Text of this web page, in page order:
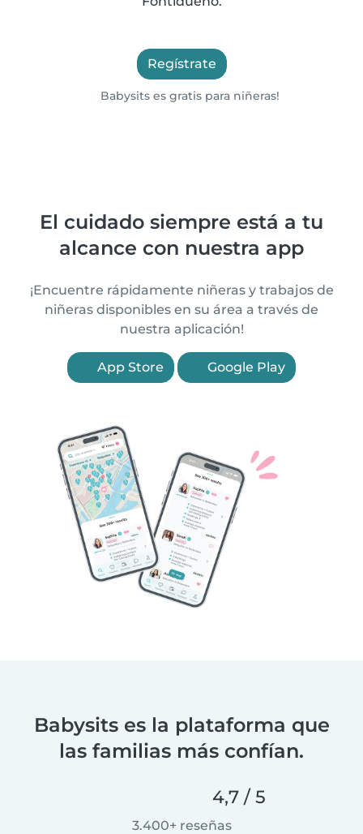
Regístrate
Babysits es gratis para niñeras!
El cuidado siempre está a tu
alcance con nuestra app
¡Encuentre rápidamente niñeras y trabajos de
niñeras disponibles en su área a través de
nuestra aplicación!
App Store Google Play
Babysits es la plataforma que
las familias más confían.
4,7 / 5
3.400+ reseñas